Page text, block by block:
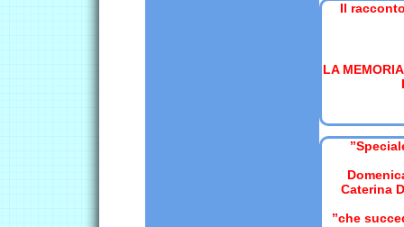
Il
LA
Caterina
’’che